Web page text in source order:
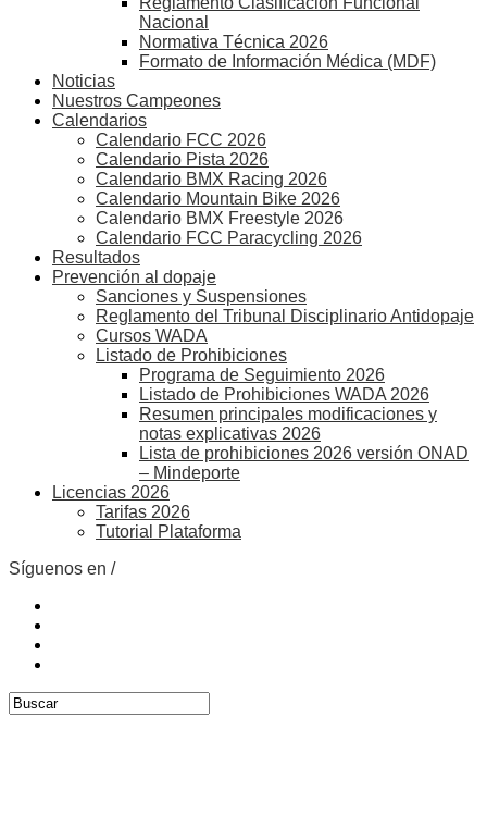
Nacional
Normativa Técnica 2026
Formato de Información Médica (MDF)
Noticias
Nuestros Campeones
Calendarios
Calendario FCC 2026
Calendario Pista 2026
Calendario BMX Racing 2026
Calendario Mountain Bike 2026
Calendario BMX Freestyle 2026
Calendario FCC Paracycling 2026
Resultados
Prevención al dopaje
Sanciones y Suspensiones
Reglamento del Tribunal Disciplinario Antidopaje
Cursos WADA
Listado de Prohibiciones
Programa de Seguimiento 2026
Listado de Prohibiciones WADA 2026
Resumen principales modificaciones y
notas explicativas 2026
Lista de prohibiciones 2026 versión ONAD
– Mindeporte
Licencias 2026
Tarifas 2026
Tutorial Plataforma
Síguenos en /